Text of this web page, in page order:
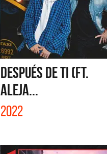
DESPUÉS DE TI (FT.
ALEJA...
2022